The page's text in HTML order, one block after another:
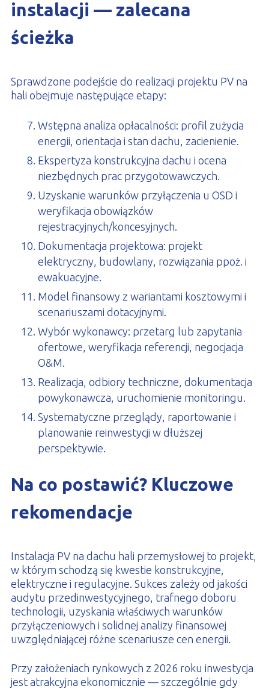
instalacji — zalecana
ścieżka
Sprawdzone podejście do realizacji projektu PV na
hali obejmuje następujące etapy:
Wstępna analiza opłacalności: profil zużycia
energii, orientacja i stan dachu, zacienienie.
Ekspertyza konstrukcyjna dachu i ocena
niezbędnych prac przygotowawczych.
Uzyskanie warunków przyłączenia u OSD i
weryfikacja obowiązków
rejestracyjnych/koncesyjnych.
Dokumentacja projektowa: projekt
elektryczny, budowlany, rozwiązania ppoż. i
ewakuacyjne.
Model finansowy z wariantami kosztowymi i
scenariuszami dotacyjnymi.
Wybór wykonawcy: przetarg lub zapytania
ofertowe, weryfikacja referencji, negocjacja
O&M.
Realizacja, odbiory techniczne, dokumentacja
powykonawcza, uruchomienie monitoringu.
Systematyczne przeglądy, raportowanie i
planowanie reinwestycji w dłuższej
perspektywie.
Na co postawić? Kluczowe
rekomendacje
Instalacja PV na dachu hali przemysłowej to projekt,
w którym schodzą się kwestie konstrukcyjne,
elektryczne i regulacyjne. Sukces zależy od jakości
audytu przedinwestycyjnego, trafnego doboru
technologii, uzyskania właściwych warunków
przyłączeniowych i solidnej analizy finansowej
uwzględniającej różne scenariusze cen energii.
Przy założeniach rynkowych z 2026 roku inwestycja
jest atrakcyjna ekonomicznie — szczególnie gdy